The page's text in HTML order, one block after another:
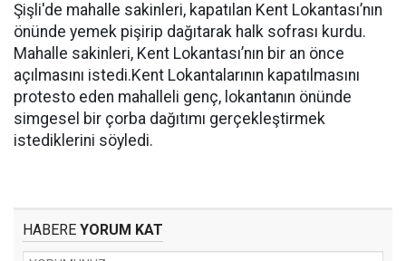
Şişli'de mahalle sakinleri, kapatılan Kent Lokantası’nın
önünde yemek pişirip dağıtarak halk sofrası kurdu.
Mahalle sakinleri, Kent Lokantası’nın bir an önce
açılmasını istedi.Kent Lokantalarının kapatılmasını
protesto eden mahalleli genç, lokantanın önünde
simgesel bir çorba dağıtımı gerçekleştirmek
istediklerini söyledi.
HABERE YORUM KAT